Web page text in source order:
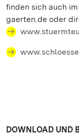
finden sich auch
gaerten.de oder
DOWNLOAD UND